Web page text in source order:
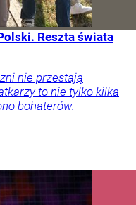
Reszta świata
nie przestają
to nie tylko kilka
bohaterów.